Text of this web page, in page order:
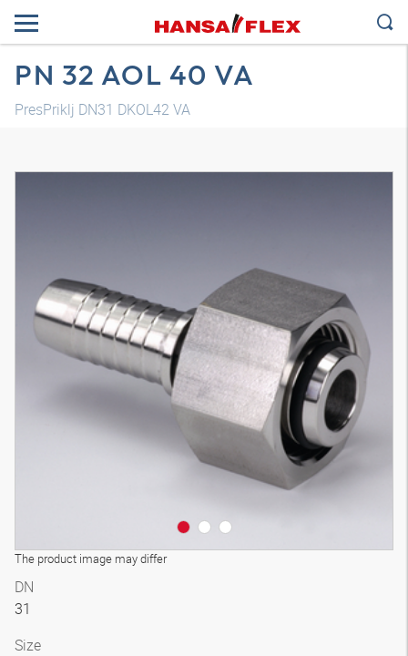
PN 32 AOL 40 VA
PresPriklj DN31 DKOL42 VA
The product image may differ
3D model
DN
31
Size